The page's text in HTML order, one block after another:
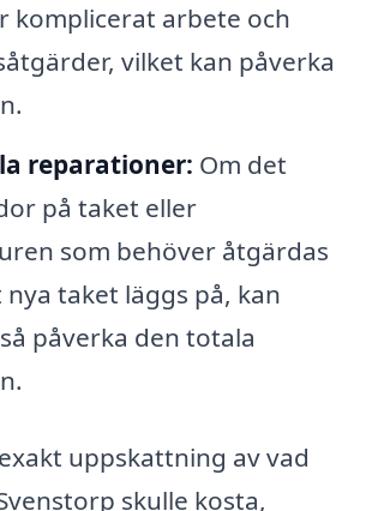
komplicerat arbete och
vilket kan påverka
reparationer: Om det
på taket eller
som behöver åtgärdas
taket läggs på, kan
påverka den totala
uppskattning av vad
skulle kosta,